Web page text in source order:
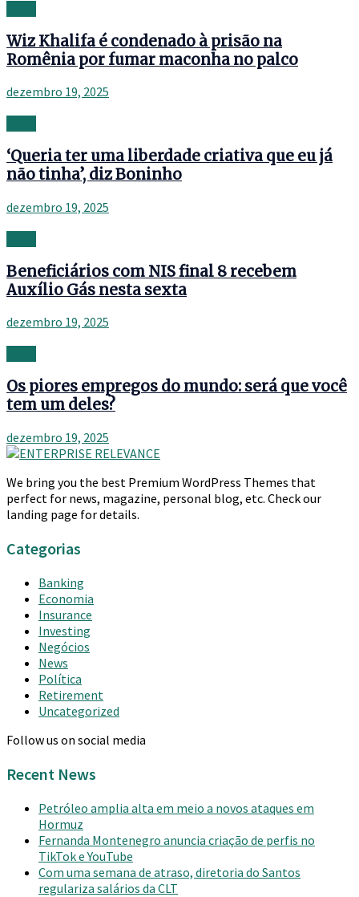
Wiz Khalifa é condenado à prisão na
Romênia por fumar maconha no palco
dezembro 19, 2025
‘Queria ter uma liberdade criativa que eu já
não tinha’, diz Boninho
dezembro 19, 2025
Beneficiários com NIS final 8 recebem
Auxílio Gás nesta sexta
dezembro 19, 2025
Os piores empregos do mundo: será que você
tem um deles?
dezembro 19, 2025
We bring you the best Premium WordPress Themes that
perfect for news, magazine, personal blog, etc. Check our
landing page for details.
Categorias
Banking
Economia
Insurance
Investing
Negócios
News
Política
Retirement
Uncategorized
Follow us on social media
Recent News
Petróleo amplia alta em meio a novos ataques em
Hormuz
Fernanda Montenegro anuncia criação de perfis no
TikTok e YouTube
Com uma semana de atraso, diretoria do Santos
regulariza salários da CLT